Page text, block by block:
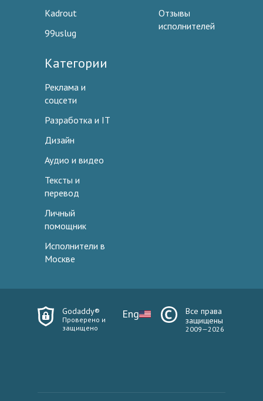
Kadrout
99uslug
Отзывы
исполнителей
Категории
Реклама и
соцсети
Разработка и IT
Дизайн
Аудио и видео
Тексты и
перевод
Личный
помощник
Исполнители в
Москве
Godaddy®
Проверено и
защищено
Eng
Все права
защищены
2009—2026